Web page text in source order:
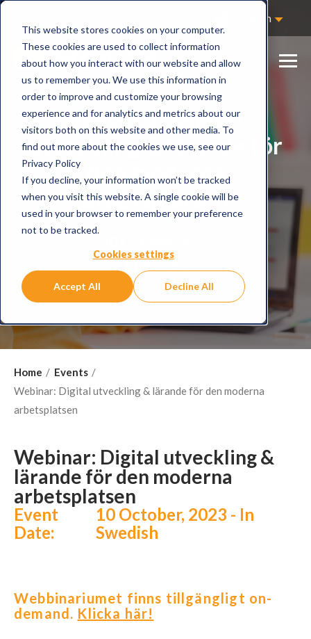
This website stores cookies on your computer.
These cookies are used to collect information
about how you interact with our website and allow
us to remember you. We use this information in
order to improve and customize your browsing
experience and for analytics and metrics about our
visitors both on this website and other media. To
find out more about the cookies we use, see our
Privacy Policy
If you decline, your information won’t be tracked
when you visit this website. A single cookie will be
used in your browser to remember your preference
not to be tracked.
Cookies settings
Accept All Decline All
English
Webinar: Digital
utveckling & lärande för
den moderna
arbetsplatsen
Kl. 10 - 11
Home
Events
Webinar: Digital utveckling & lärande för den moderna
arbetsplatsen
Webinar: Digital utveckling &
lärande för den moderna
arbetsplatsen
Event
Date:
10 October, 2023 - In
Swedish
Webbinariumet finns tillgängligt on-
demand. Klicka här!